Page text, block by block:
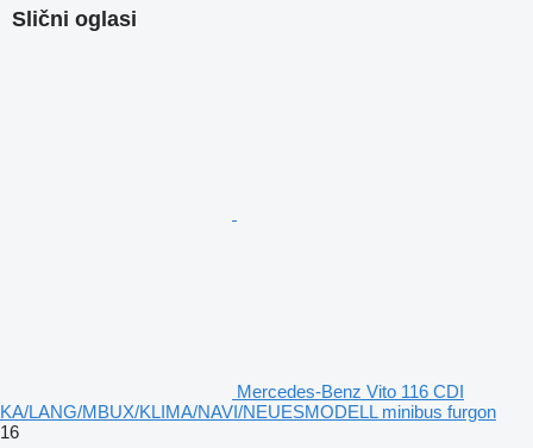
Slični oglasi
Mercedes-Benz Vito 116 CDI
KA/LANG/MBUX/KLIMA/NAVI/NEUESMODELL minibus furgon
16